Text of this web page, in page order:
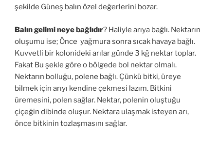
şekilde Güneş balın özel değerlerini bozar.
Balın gelimi neye bağlıdır? Haliyle arıya bağlı. Nektarın
oluşumu ise; Önce yağmura sonra sıcak havaya bağlı.
Kuvvetli bir kolonideki arılar günde 3 kğ nektar toplar.
Fakat Bu şekle göre o bölgede bol nektar olmalı.
Nektarın bolluğu, polene bağlı. Çünkü bitki, üreye
bilmek için arıyı kendine çekmesi lazım. Bitkini
üremesini, polen sağlar. Nektar, polenin oluştuğu
çiçeğin dibinde oluşur. Nektara ulaşmak isteyen arı,
önce bitkinin tozlaşmasını sağlar.